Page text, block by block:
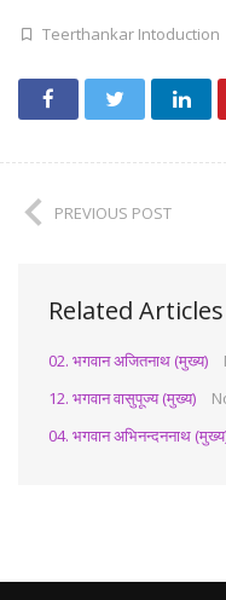
Teerthankar Intoduction
PREVIOUS POST
Related Articles
02. भगवान अजितनाथ (मुख्य)
12. भगवान वासुपूज्य (मुख्य)
04. भगवान अभिनन्दननाथ